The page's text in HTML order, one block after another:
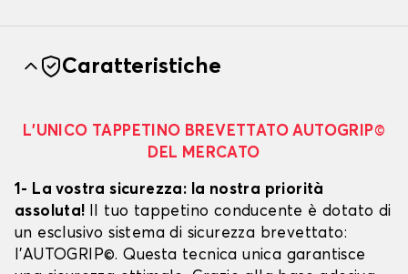
Caratteristiche
L’UNICO TAPPETINO BREVETTATO AUTOGRIP©
DEL MERCATO
1- La vostra sicurezza: la nostra priorità
assoluta! Il tuo tappetino conducente è dotato di
un esclusivo sistema di sicurezza brevettato:
l’AUTOGRIP©. Questa tecnica unica garantisce